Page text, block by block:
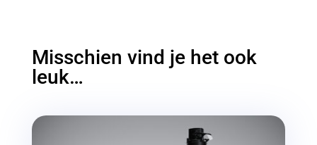
Misschien vind je het ook
leuk…